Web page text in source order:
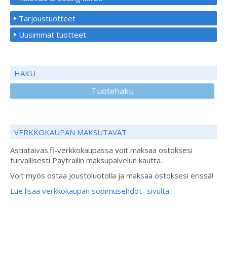
Tarjoustuotteet
Uusimmat tuotteet
HAKU
Tuotehaku
VERKKOKAUPAN MAKSUTAVAT
Astiataivas.fi-verkkokaupassa voit maksaa ostoksesi
turvallisesti Paytrailin maksupalvelun kautta.
Voit myös ostaa Joustoluotolla ja maksaa ostoksesi erissä!
Lue lisää verkkokaupan sopimusehdot -sivulta.